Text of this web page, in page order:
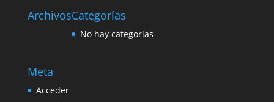
ArchivosCategorías
No hay categorías
Meta
Acceder